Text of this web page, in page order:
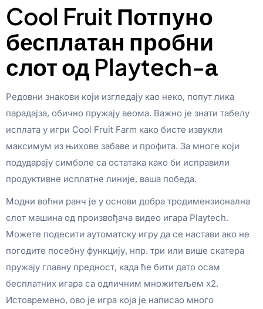
Cool Fruit Потпуно
бесплатан пробни
слот од Playtech-а
Редовни знакови који изгледају као неко, попут лика
парадајза, обично пружају веома. Важно је знати табелу
исплата у игри Cool Fruit Farm како бисте извукли
максимум из њихове забаве и профита. За многе који
подударају симболе са остатака како би исправили
продуктивне исплатне линије, ваша победа.
Модни воћни ранч је у основи добра тродимензионална
слот машина од произвођача видео игара Playtech.
Можете подесити аутоматску игру да се настави ако не
погодите посебну функцију, нпр. три или више скатера
пружају главну предност, када ће бити дато осам
бесплатних игара са одличним множитељем x2.
Истовремено, ово је игра која је написао много